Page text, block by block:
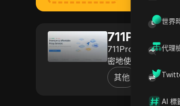
世界
代理
AI 標
711Proxy
711Proxy 專注於安
密地使用互聯網。
其他